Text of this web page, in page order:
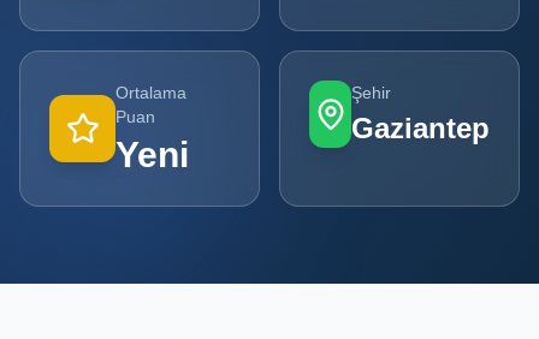
POPÜLER
KATEGORILER
Şişe ve Kavanoz Üreticileri
Ambalaj Üreticileri
Ortalama
Puan
Yeni
Şehir
Gaziantep